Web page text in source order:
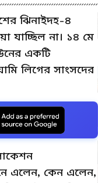
ঝিনাইদহ-৪
না। ১৪ মে
একটি
লিগের সাংসদের
এলেন, কেন এলেন,